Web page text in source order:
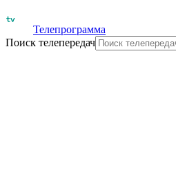
Телепрограмма
Поиск телепередач